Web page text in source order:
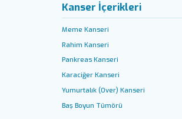
Kanser İçerikleri
Meme Kanseri
Rahim Kanseri
Pankreas Kanseri
Karaciğer Kanseri
Yumurtalık (Over) Kanseri
Baş Boyun Tümörü